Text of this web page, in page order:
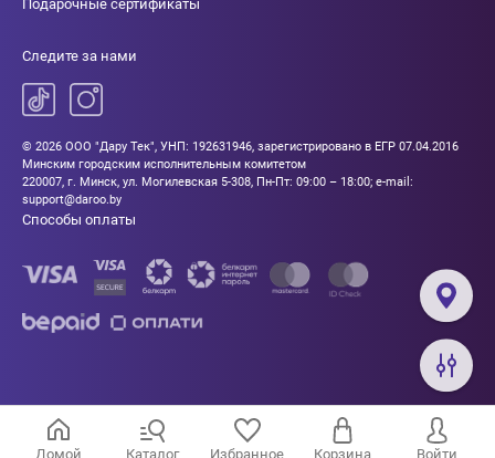
Подарочные сертификаты
Следите за нами
© 2026 ООО "Дару Тек", УНП: 192631946, зарегистрировано в ЕГР 07.04.2016
Минским городским исполнительным комитетом
220007, г. Минск, ул. Могилевская 5-308, Пн-Пт: 09:00 – 18:00; e-mail:
support@daroo.by
Способы оплаты
Домой Каталог Избранное Корзина Войти